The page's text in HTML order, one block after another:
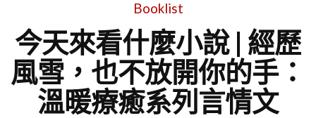
Booklist
今天來看什麼小說 | 經歷
風雪，也不放開你的手：
溫暖療癒系列言情文